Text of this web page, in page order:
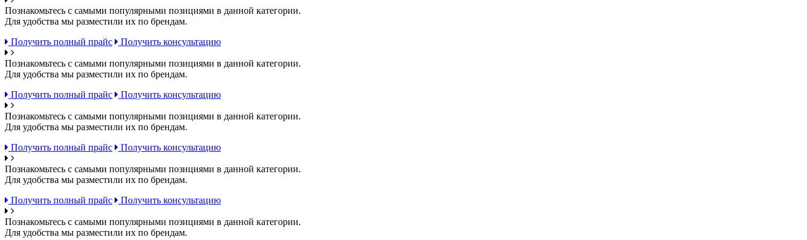
Познакомьтесь с самыми популярными позициями в данной категории.
Для удобства мы разместили их по брендам.
Получить полный прайс
Получить консультацию
Познакомьтесь с самыми популярными позициями в данной категории.
Для удобства мы разместили их по брендам.
Получить полный прайс
Получить консультацию
Познакомьтесь с самыми популярными позициями в данной категории.
Для удобства мы разместили их по брендам.
Получить полный прайс
Получить консультацию
Познакомьтесь с самыми популярными позициями в данной категории.
Для удобства мы разместили их по брендам.
Получить полный прайс
Получить консультацию
Познакомьтесь с самыми популярными позициями в данной категории.
Для удобства мы разместили их по брендам.